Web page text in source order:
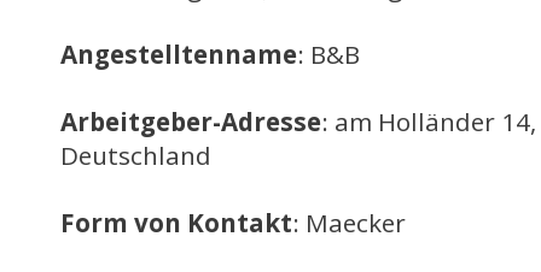
Angestelltenname: B&B
Arbeitgeber-Adresse: am Holländer
Deutschland
Form von Kontakt: Maecker